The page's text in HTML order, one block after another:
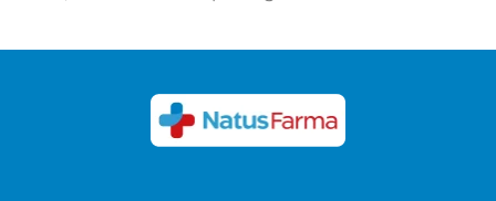
Congue felis aenean mauris sed platea diam. Porta
commodo, imperdiet sit pharetra mattis leo amet.